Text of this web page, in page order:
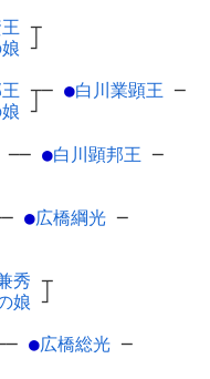
┬
┘
┬
┘
─ ●白川業顕王 ─
── ●白川顕邦王 ─
─ ●広橋綱光 ─
秀 ┬
娘 ┘
─ ●広橋総光 ─